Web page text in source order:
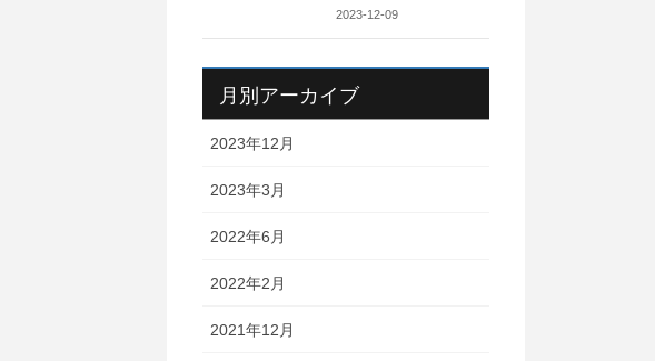
2023-12-09
月別アーカイブ
2023年12月
2023年3月
2022年6月
2022年2月
2021年12月